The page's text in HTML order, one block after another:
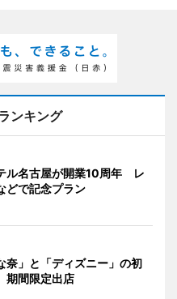
ンキング
ル名古屋が開業10周年 レ
どで記念プラン
奈」と「ディズニー」の初
間限定出店